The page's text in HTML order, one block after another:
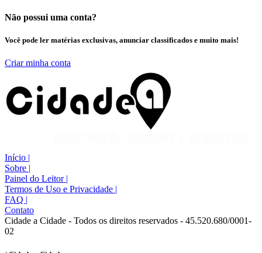
Não possui uma conta?
Você pode ler matérias exclusivas, anunciar classificados e muito mais!
Criar minha conta
Início |
Sobre |
Painel do Leitor |
Termos de Uso e Privacidade |
FAQ |
Contato
Cidade a Cidade - Todos os direitos reservados - 45.520.680/0001-
02